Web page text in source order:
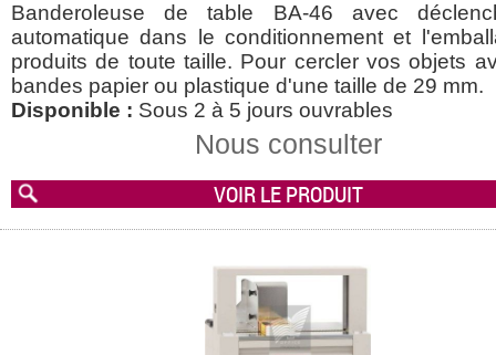
Banderoleuse de table BA-46 avec
automatique dans le conditionnement et
produits de toute taille. Pour cercler vos objets
bandes papier ou plastique d'une taille de 29 mm.
Disponible : Sous 2 à 5 jours ouvrables
Nous consulter
VOIR LE PRODUIT